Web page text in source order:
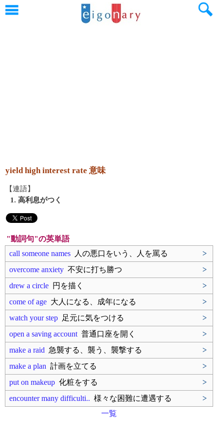
yield high interest rate 意味
【連語】
1. 高利息がつく
"動詞句"の英単語
call someone names 人の悪口をいう、人を罵る
>
overcome anxiety 不安に打ち勝つ
>
drew a circle 円を描く
>
come of age 大人になる、成年になる
>
watch your step 足元に気をつける
>
open a saving account 普通口座を開く
>
make a raid 急襲する、襲う、襲撃する
>
make a plan 計画を立てる
>
put on makeup 化粧をする
>
encounter many difficulti.. 様々な困難に遭遇する
>
一覧